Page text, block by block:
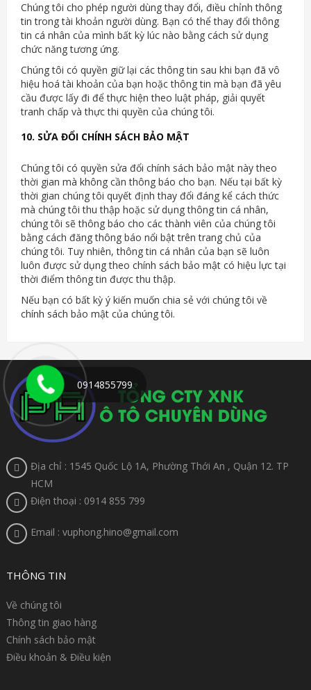
Chúng tôi cho phép người dùng thay đổi, điều chỉnh thông
tin trong tài khoản người dùng. Bạn có thể thay đổi thông
tin cá nhân của mình bất kỳ lúc nào bằng cách sử dụng
chức năng tương ứng.
Chúng tôi có quyền giữ lại các thông tin sau khi bạn đã vô
hiệu hoá tài khoản của bạn hoặc thông tin mà bạn đã yêu
cầu được lấy đi để thực hiện theo luật pháp, giải quyết
tranh chấp và thực thi quyền của chúng tôi.
10. SỬA ĐỔI CHÍNH SÁCH BẢO MẬT
Chúng tôi có quyền sửa đổi chính sách bảo mật này theo
thời gian mà không cần thông báo cho bạn. Nếu tại bất kỳ
thời gian chúng tôi quyết định thay đổi đáng kể cách thức
mà chúng tôi thu thập hoặc sử dụng thông tin cá nhân,
chúng tôi sẽ thông báo cho các thành viên của chúng tôi
bằng cách đăng thông báo nổi bật trên trang chủ của
chúng tôi. Tuy nhiên, thông tin cá nhân của bạn sẽ luôn
luôn được sử dụng theo chính sách bảo mật có hiệu lực tại
thời điểm thông tin được thu thập.
Nếu bạn có bất kỳ ý kiến muốn chia sẻ với chúng tôi về
chính sách bảo mật của chúng tôi.
Địa chỉ : 1545 Quốc Lộ 1A, Phường Thới An , Quận 12. TP
HCM
Điện thoại : 0914 855 799
Email : vuphong.hino@gmail.com
THÔNG TIN
Về chúng tôi
Thông tin giao hàng
Chính sách bảo mật
Điều khoản & Điều kiện
0914855799